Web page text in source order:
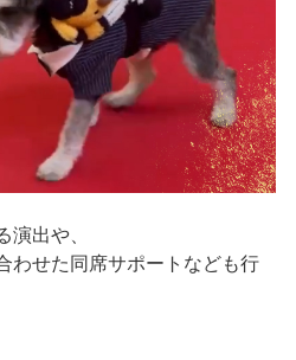
演出や、
わせた同席サポートなども行